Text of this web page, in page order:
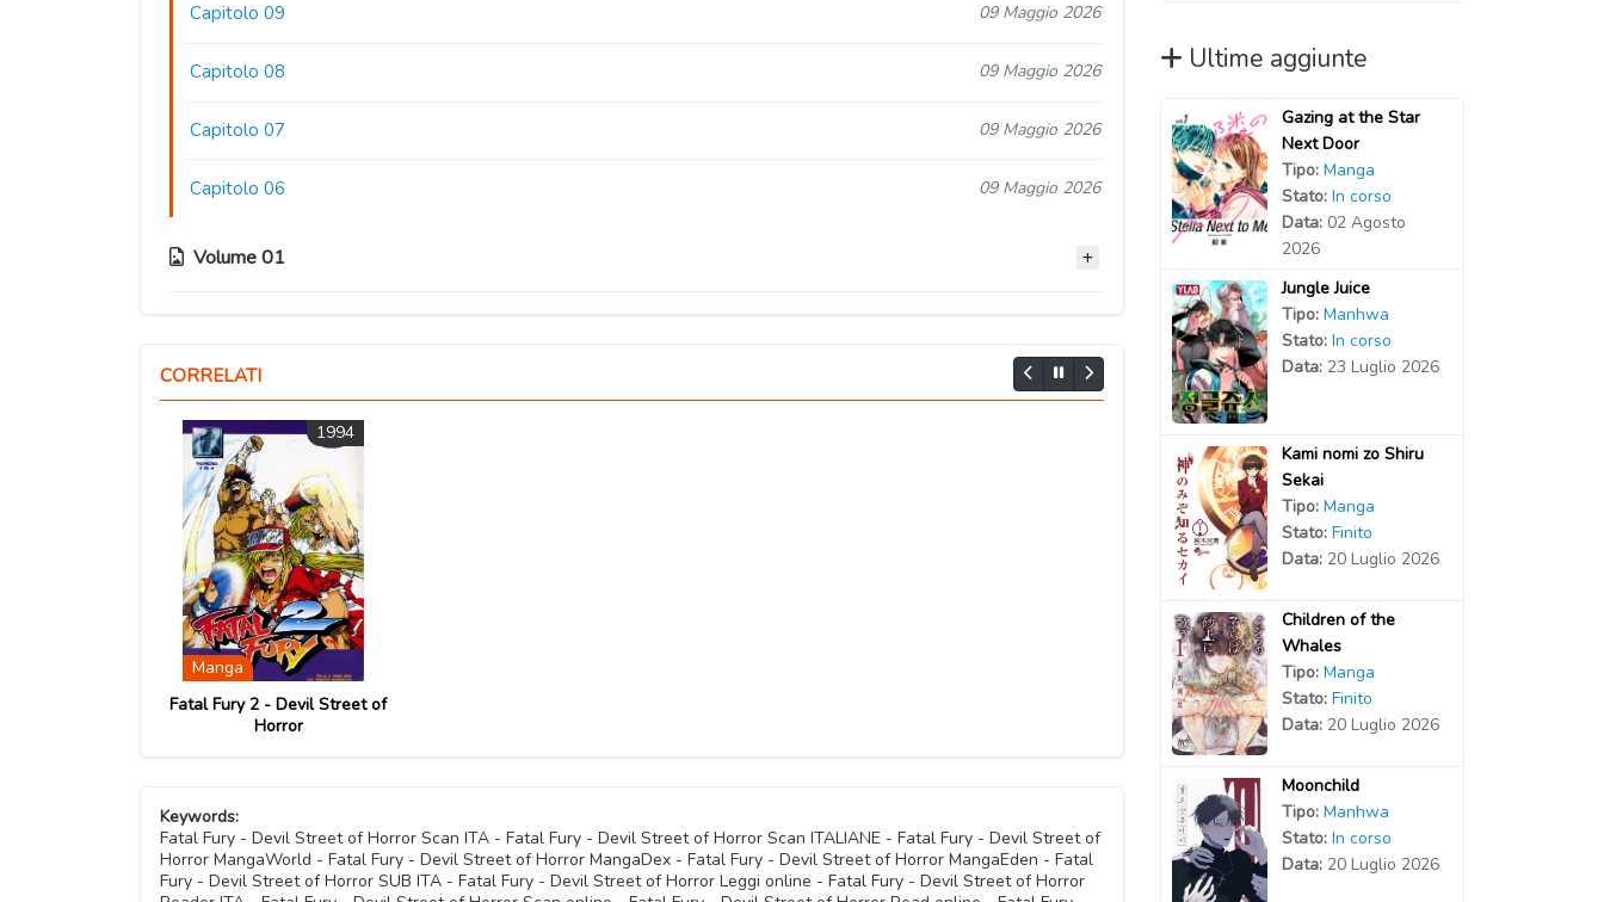
Capitolo 09 09 Maggio 2026
Capitolo 08 09 Maggio 2026
Capitolo 07 09 Maggio 2026
Capitolo 06 09 Maggio 2026
Volume 01
09 Maggio 2026
Capitolo 03
Capitolo 02
Capitolo 01
CORRELATI
1994
Manga
Fatal Fury 2 - Devil Street of
Horror
Keywords:
Fatal Fury - Devil Street of Horror Scan ITA - Fatal Fury - Devil Street of Horror Scan ITALIANE - Fatal Fury - Devil Street of
Horror MangaWorld - Fatal Fury - Devil Street of Horror MangaDex - Fatal Fury - Devil Street of Horror MangaEden - Fatal
Fury - Devil Street of Horror SUB ITA - Fatal Fury - Devil Street of Horror Leggi online - Fatal Fury - Devil Street of Horror
Ultime aggiunte
Gazing at the Star
Next Door
Tipo: Manga
Stato: In corso
Data: 02 Agosto
2026
Jungle Juice
Tipo: Manhwa
Stato: In corso
Data: 23 Luglio 2026
Kami nomi zo Shiru
Sekai
Tipo: Manga
Stato: Finito
Data: 20 Luglio 2026
Children of the
Whales
Tipo: Manga
Stato: Finito
Data: 20 Luglio 2026
Moonchild
Tipo: Manhwa
Stato: In corso
Data: 20 Luglio 2026